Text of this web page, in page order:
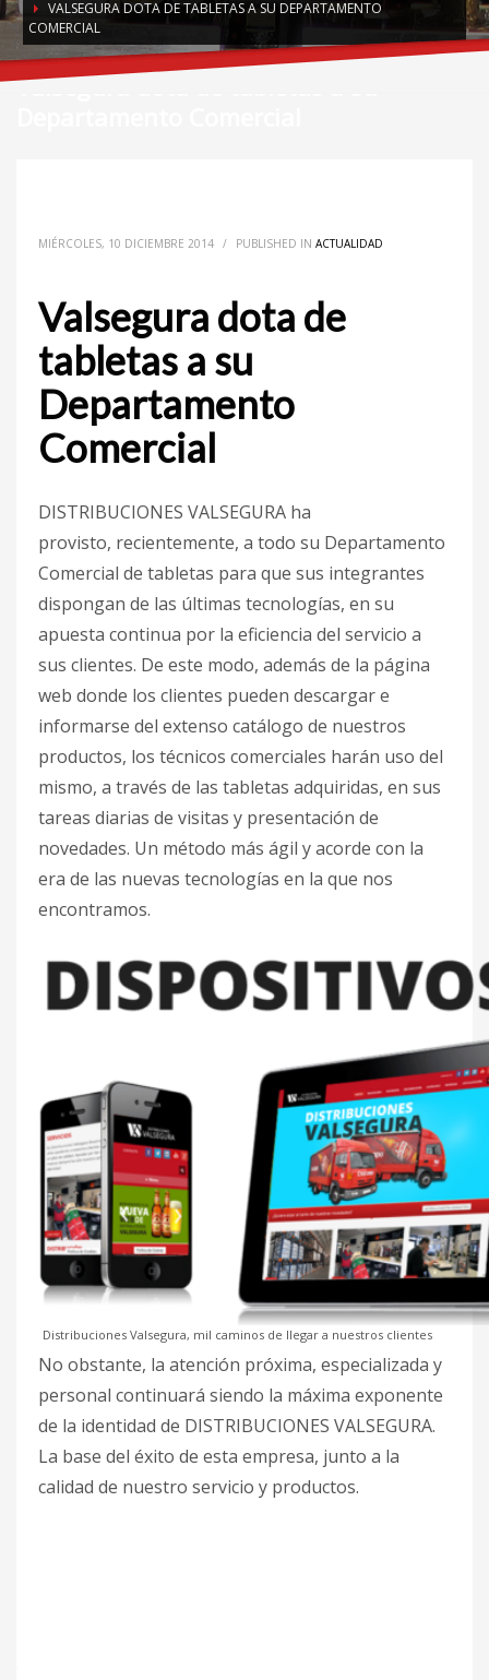
VALSEGURA DOTA DE TABLETAS A SU DEPARTAMENTO
COMERCIAL
Valsegura dota de tabletas a su
MIÉRCOLES, 10 DICIEMBRE 2014 / PUBLISHED IN ACTUALIDAD
Valsegura dota de
tabletas a su
Departamento
Comercial
DISTRIBUCIONES VALSEGURA ha
provisto, recientemente, a todo su Departamento
Comercial de tabletas para que sus integrantes
dispongan de las últimas tecnologías, en su
apuesta continua por la eficiencia del servicio a
sus clientes. De este modo, además de la página
web donde los clientes pueden descargar e
informarse del extenso catálogo de nuestros
productos, los técnicos comerciales harán uso del
mismo, a través de las tabletas adquiridas, en sus
tareas diarias de visitas y presentación de
novedades. Un método más ágil y acorde con la
era de las nuevas tecnologías en la que nos
encontramos.
Distribuciones Valsegura, mil caminos de llegar a nuestros clientes
No obstante, la atención próxima, especializada y
personal continuará siendo la máxima exponente
de la identidad de DISTRIBUCIONES VALSEGURA.
La base del éxito de esta empresa, junto a la
calidad de nuestro servicio y productos.